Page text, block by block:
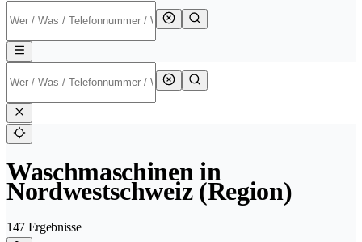
Waschmaschinen in
Nordwestschweiz (Region)
147 Ergebnisse